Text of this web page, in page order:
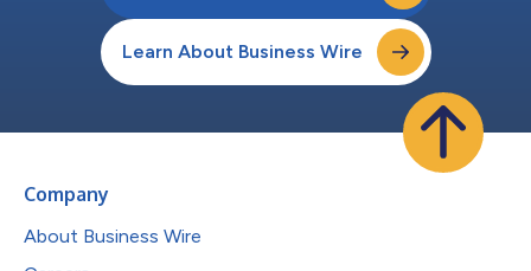
Learn About Business Wire
Company
About Business Wire